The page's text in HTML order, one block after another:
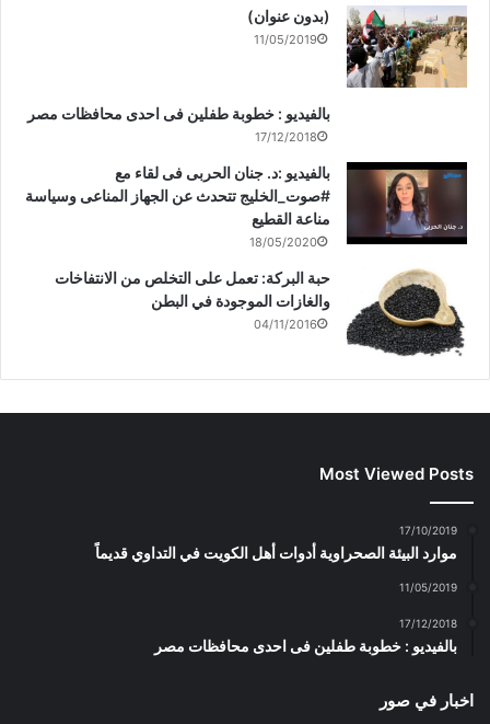
(بدون عنوان)
11/05/2019
بالفيديو : خطوبة طفلين فى احدى محافظات مصر
17/12/2018
بالفيديو :د. جنان الحربى فى لقاء مع
#صوت_الخليج تتحدث عن الجهاز المناعى وسياسة
مناعة القطيع
18/05/2020
حبة البركة: تعمل على التخلص من الانتفاخات
والغازات الموجودة في البطن
04/11/2016
Most Viewed Posts
17/10/2019
موارد البيئة الصحراوية أدوات أهل الكويت في التداوي قديماً
11/05/2019
17/12/2018
بالفيديو : خطوبة طفلين فى احدى محافظات مصر
اخبار في صور